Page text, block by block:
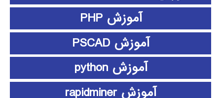
آموزش PHP
آموزش PSCAD
آموزش python
آموزش rapidminer